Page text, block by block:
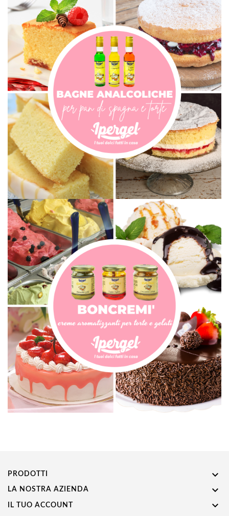
PRODOTTI 
LA NOSTRA AZIENDA 
IL TUO ACCOUNT 